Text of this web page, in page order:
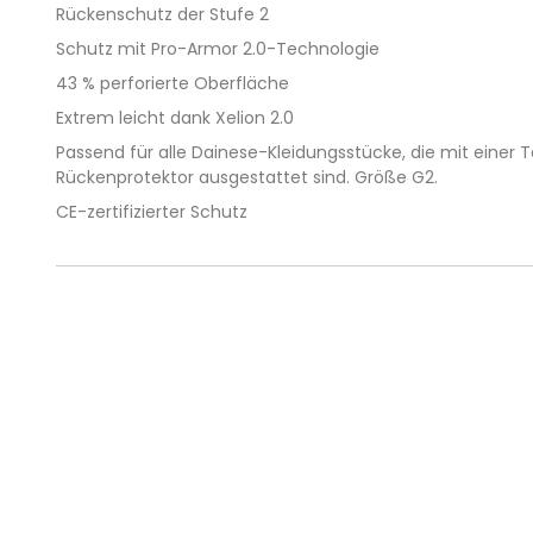
Rückenschutz der Stufe 2
Schutz mit Pro-Armor 2.0-Technologie
43 % perforierte Oberfläche
Extrem leicht dank Xelion 2.0
Passend für alle Dainese-Kleidungsstücke, die mit einer
Rückenprotektor ausgestattet sind. Größe G2.
CE-zertifizierter Schutz